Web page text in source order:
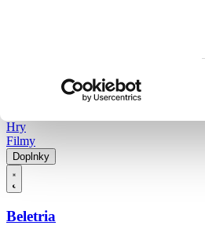
Hry
Filmy
Doplnky
Beletria